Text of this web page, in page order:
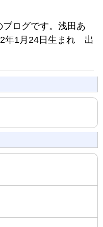
ログです。浅田あ
年1月24日生まれ 出